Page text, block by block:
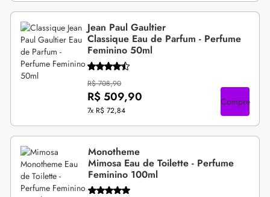
Jean Paul Gaultier
Classique Eau de Parfum - Perfume
Feminino 50ml
R$ 708,90
R$ 509,90
7x R$ 72,84
Compre
Monotheme
Mimosa Eau de Toilette - Perfume
Feminino 100ml